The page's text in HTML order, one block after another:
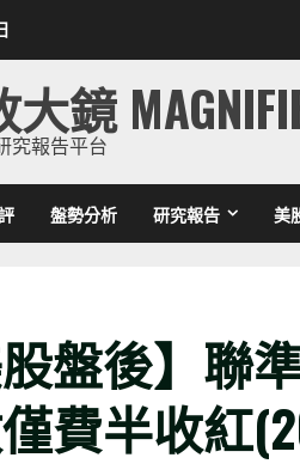
鏡
究報告平台
盤勢分析 研究報告 美
股盤後】聯
費半收紅